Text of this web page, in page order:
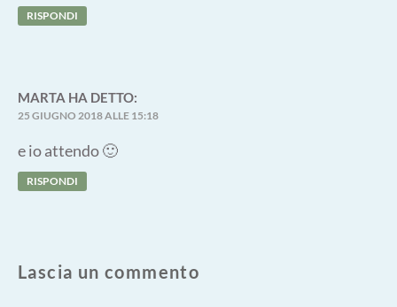
RISPONDI
MARTA HA DETTO:
25 GIUGNO 2018 ALLE 15:18
e io attendo 🙂
RISPONDI
Lascia un commento